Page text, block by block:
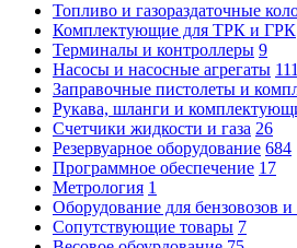
Топливо и газораздаточные
Комплектующие для ТРК и ГРК
Терминалы и контроллеры 9
Насосы и насосные агрегаты 111
Заправочные пистолеты и
Рукава, шланги и
Счетчики жидкости и газа 26
Резервуарное оборудование 684
Программное обеспечение 17
Метрология 1
Оборудование для бензовозов и
Сопутствующие товары 7